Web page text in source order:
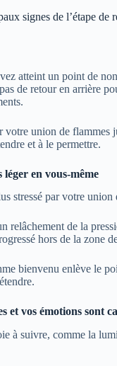
signes de l’étape de
atteint un point de
de retour en arrière
votre union de flammes
et à le permettre.
léger en vous-même
stressé par votre
relâchement de la
hors de la zone
bienvenu enlève le
et vos émotions sont
à suivre, comme la